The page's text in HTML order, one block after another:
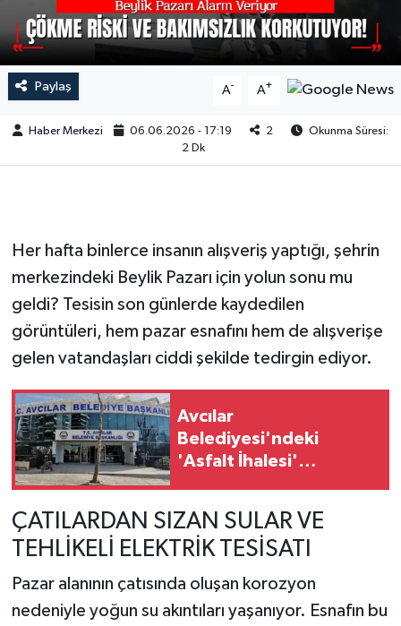
Paylaş A- A+
Haber Merkezi 06.06.2026 - 17:19 2
Okunma Süresi:
2 Dk
Her hafta binlerce insanın alışveriş yaptığı, şehrin
merkezindeki Beylik Pazarı için yolun sonu mu
geldi? Tesisin son günlerde kaydedilen
görüntüleri, hem pazar esnafını hem de alışverişe
gelen vatandaşları ciddi şekilde tedirgin ediyor.
Avcılar
Belediyesi'ndeki
'Asfalt İhalesi'
Tutuklandı
ÇATILARDAN SIZAN SULAR VE
TEHLİKELİ ELEKTRİK TESİSATI
Pazar alanının çatısında oluşan korozyon
nedeniyle yoğun su akıntıları yaşanıyor. Esnafın bu